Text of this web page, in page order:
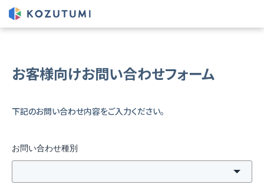
お客様向けお問い合わせフォーム
下記のお問い合わせ内容をご入力ください。
お問い合わせ種別